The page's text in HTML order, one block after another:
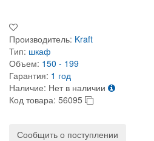
Производитель: Kraft
Тип: шкаф
Объем: 150 - 199
Гарантия: 1 год
Наличие: Нет в наличии
Код товара: 56095
Сообщить о поступлении